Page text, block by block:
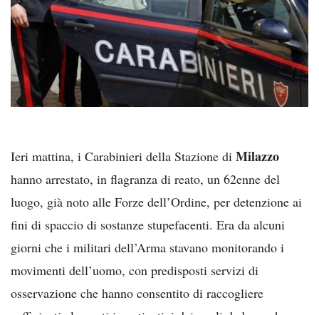
Ieri mattina, i Carabinieri della Stazione di Milazzo
hanno arrestato, in flagranza di reato, un 62enne del
luogo, già noto alle Forze dell’Ordine, per detenzione ai
fini di spaccio di sostanze stupefacenti. Era da alcuni
giorni che i militari dell’Arma stavano monitorando i
movimenti dell’uomo, con predisposti servizi di
osservazione che hanno consentito di raccogliere